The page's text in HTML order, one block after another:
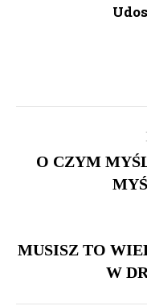
navigation
O CZYM
MUSISZ TO
W